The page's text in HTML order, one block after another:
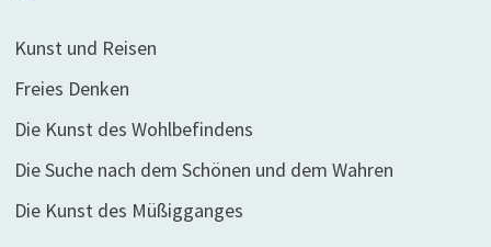
Kunst und Reisen
Freies Denken
Die Kunst des Wohlbefindens
Die Suche nach dem Schönen und dem Wahren
Die Kunst des Müßigganges